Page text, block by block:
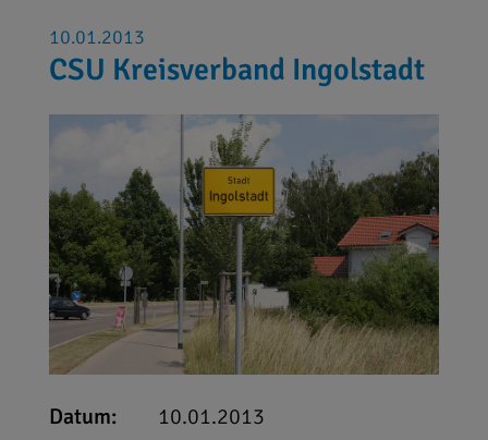
10.01.2013
CSU Kreisverband Ingolstadt
Datum:
10.01.2013